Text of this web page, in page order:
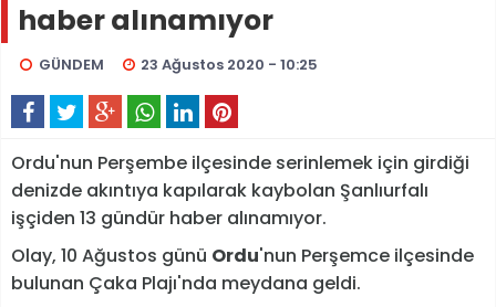
haber alınamıyor
GÜNDEM 23 Ağustos 2020 - 10:25
Ordu'nun Perşembe ilçesinde serinlemek için girdiği
denizde akıntıya kapılarak kaybolan Şanlıurfalı
işçiden 13 gündür haber alınamıyor.
Olay, 10 Ağustos günü Ordu'nun Perşemce ilçesinde
bulunan Çaka Plajı'nda meydana geldi.